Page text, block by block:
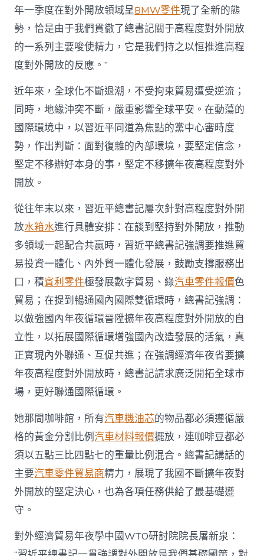
年一季度在對外開放領域呈BMW零件現了全新的態
勢，恰是由于我們貫徹了總書記關于高程度對外開放
的一系列主要唆使精力，它是我們持之以恒推進高程
度對外開放的反應。”
近年來，全球化不斷退潮，不受拘束貿易遭受逆流；
同時，地緣沖突不斷，嚴重影響全球平安。在動蕩的
國際環境中，以習近平同道為焦點的黨中心審時度
勢，作出判斷：面對復雜的內部環境，要堅定信念，
堅定不移辦好本身的事，堅定不移擴年夜高程度對外
開放。
從往年末以來，習近平總書記屢次針對高程度對外開
放水箱水進行具體安排：在談到堅持對外開放，推動
多領域一起配合共贏時，習近平總書記強調要推進貿
易投資一體化、內外貿一體化發展，鼓勵支撐服務出
口，積賓利零件極發展數字貿易、綠汽車零件報價色
貿易；在提到暢通國內國際雙循環時，總書記強調：
以做強國內年夜循環晉陞擴年夜高程度對外開放的自
立性，以拓展國際循環增強國內改造發展的活氣，真
正實現內外聯通、互促共進；在強調經濟年夜省要擴
年夜高程度對外開放時，總書記請求廣泛開拓全球市
場，更好聯通國際循環。
她那間咖啡館，所有汽車機油芯的物品都必須遵循嚴
格的黃金分割比例汽車材料報價擺放，連咖啡豆都必
須以五點三比四點七的重量比例混合。總書記講話的
主要汽車零件貿易商精力，展現了我國不斷擴年夜對
外開放的堅定決心，也為各項任務供給了最基礎遵
守。
對外經濟貿易年夜學中國WTO研討院院長屠新泉：